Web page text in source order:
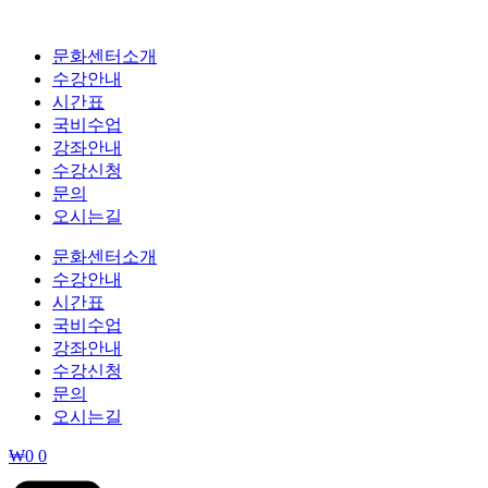
문화센터소개
수강안내
시간표
국비수업
강좌안내
수강신청
문의
오시는길
문화센터소개
수강안내
시간표
국비수업
강좌안내
수강신청
문의
오시는길
₩0 0